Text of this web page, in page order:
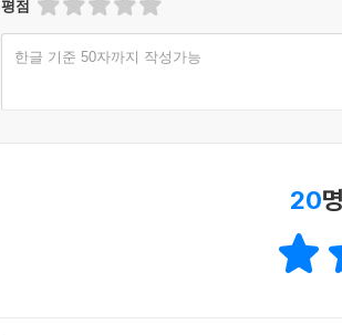
평점
한글 기준 50자까지 작성가능
20